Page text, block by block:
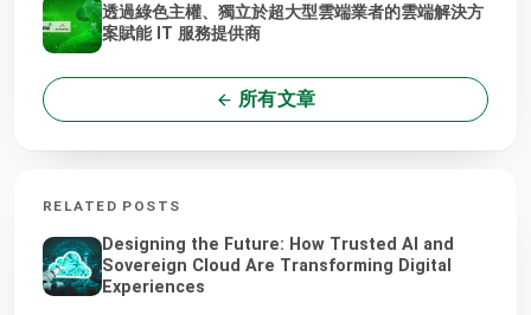
透過綠色主權、獨立於超大型雲端業者的雲端解決方
案賦能 IT 服務提供商
所有文章
RELATED POSTS
Designing the Future: How Trusted AI and
Sovereign Cloud Are Transforming Digital
Experiences